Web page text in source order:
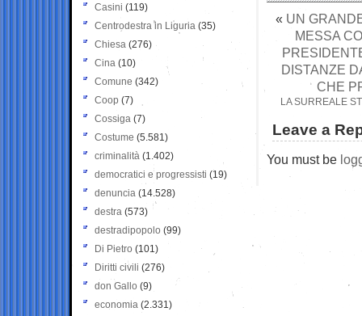
« UN
MESSA
DISTANZE
CHE
LA SURREALE
Leave a
You must be
Casini (119)
Centrodestra in Liguria (35)
Chiesa (276)
Cina (10)
Comune (342)
Coop (7)
Cossiga (7)
Costume (5.581)
criminalità (1.402)
democratici e progressisti (19)
denuncia (14.528)
destra (573)
destradipopolo (99)
Di Pietro (101)
Diritti civili (276)
don Gallo (9)
economia (2.331)